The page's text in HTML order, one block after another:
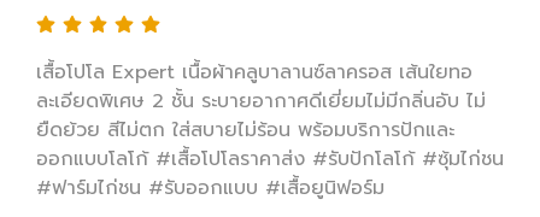
เสื้อโปโล Expert เนื้อผ้าคลูบาลานซ์ลาครอส เส้นใยทอ
ละเอียดพิเศษ 2 ชั้น ระบายอากาศดีเยี่ยมไม่มีกลิ่นอับ ไม่
ยืดย้วย สีไม่ตก ใส่สบายไม่ร้อน พร้อมบริการปักและ
ออกแบบโลโก้ #เสื้อโปโลราคาส่ง #รับปักโลโก้ #ซุ้มไก่ชน
#ฟาร์มไก่ชน #รับออกแบบ #เสื้อยูนิฟอร์ม